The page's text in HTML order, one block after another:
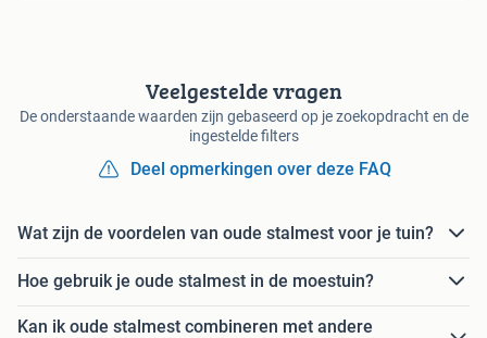
Veelgestelde vragen
De onderstaande waarden zijn gebaseerd op je zoekopdracht en de
ingestelde filters
Deel opmerkingen over deze FAQ
Wat zijn de voordelen van oude stalmest voor je tuin?
Hoe gebruik je oude stalmest in de moestuin?
Kan ik oude stalmest combineren met andere